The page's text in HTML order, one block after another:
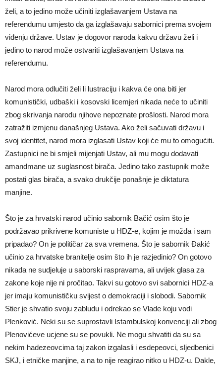
želi, a to jedino može učiniti izglašavanjem Ustava na
referendumu umjesto da ga izglašavaju sabornici prema svojem
viđenju države. Ustav je dogovor naroda kakvu državu želi i
jedino to narod može ostvariti izglašavanjem Ustava na
referendumu.
Narod mora odlučiti želi li lustraciju i kakva će ona biti jer
komunistički, udbaški i kosovski licemjeri nikada neće to učiniti
zbog skrivanja narodu njihove nepoznate prošlosti. Narod mora
zatražiti izmjenu današnjeg Ustava. Ako želi sačuvati državu i
svoj identitet, narod mora izglasati Ustav koji će mu to omogućiti.
Zastupnici ne bi smjeli mijenjati Ustav, ali mu mogu dodavati
amandmane uz suglasnost birača. Jedino tako zastupnik može
postati glas birača, a svako drukčije ponašnje je diktatura
manjine.
Što je za hrvatski narod učinio sabornik Bačić osim što je
podržavao prikrivene komuniste u HDZ-e, kojim je možda i sam
pripadao? On je političar za sva vremena. Što je sabornik Đakić
učinio za hrvatske branitelje osim što ih je razjedinio? On gotovo
nikada ne sudjeluje u saborski raspravama, ali uvijek glasa za
zakone koje nije ni pročitao. Takvi su gotovo svi sabornici HDZ-a
jer imaju komunističku svijest o demokraciji i slobodi. Sabornik
Stier je shvatio svoju zabludu i odrekao se Vlade koju vodi
Plenković. Neki su se suprostavli Istambulskoj konvenciji ali zbog
Plenovićeve ucjene su se povukli. Ne mogu shvatiti da su sa
nekim hadezeovcima taj zakon izgalasli i esdepeovci, sljedbenici
SKJ, i etničke manjine, a na to nije reagirao nitko u HDZ-u. Dakle,